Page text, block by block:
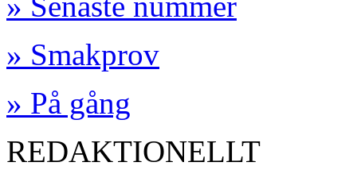
» Smakprov
» På gång
REDAKTIONELLT